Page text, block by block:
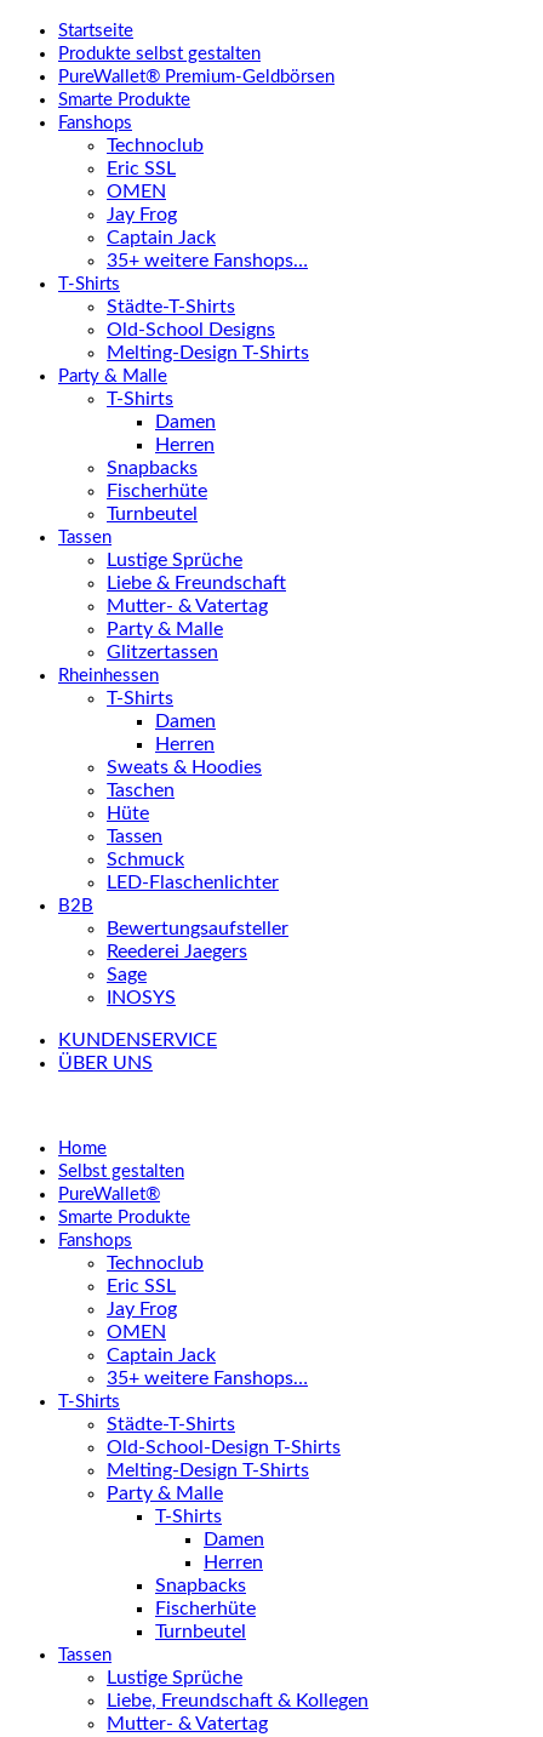
Startseite
Produkte selbst gestalten
PureWallet® Premium-Geldbörsen
Smarte Produkte
Fanshops
Technoclub
Eric SSL
OMEN
Jay Frog
Captain Jack
35+ weitere Fanshops…
T-Shirts
Städte-T-Shirts
Old-School Designs
Melting-Design T-Shirts
Party & Malle
T-Shirts
Damen
Herren
Snapbacks
Fischerhüte
Turnbeutel
Tassen
Lustige Sprüche
Liebe & Freundschaft
Mutter- & Vatertag
Party & Malle
Glitzertassen
Rheinhessen
T-Shirts
Damen
Herren
Sweats & Hoodies
Taschen
Hüte
Tassen
Schmuck
LED-Flaschenlichter
B2B
Bewertungsaufsteller
Reederei Jaegers
Sage
INOSYS
KUNDENSERVICE
ÜBER UNS
Home
Selbst gestalten
PureWallet®
Smarte Produkte
Fanshops
Technoclub
Eric SSL
Jay Frog
OMEN
Captain Jack
35+ weitere Fanshops…
T-Shirts
Städte-T-Shirts
Old-School-Design T-Shirts
Melting-Design T-Shirts
Party & Malle
T-Shirts
Damen
Herren
Snapbacks
Fischerhüte
Turnbeutel
Tassen
Lustige Sprüche
Liebe, Freundschaft & Kollegen
Mutter- & Vatertag